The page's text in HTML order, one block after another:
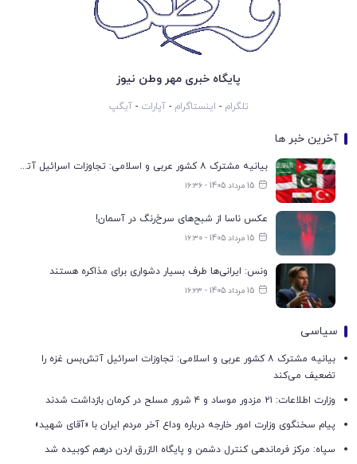
پایگاه خبری مهر وطن نیوز
تلگرام - اینستاگرام -آپارات -آیگپ
آخرین خبر ها
بیانیه مشترک ۸ کشور عربی و اسلامی: تجاوزات اسرائیل آتش‌بس غزه را تضعیف می‌کند
15 مرداد 1405 - ۱۶:۳۶
عکس ناسا از شبح‌های سرخ‌رنگ در آسمان!
15 مرداد 1405 - ۱۶:۳۰
ونس: ایرانی‌ها طرف بسیار دشواری برای مذاکره هستند
15 مرداد 1405 - ۱۶:۲۳
سیاسی
بیانیه مشترک ۸ کشور عربی و اسلامی: تجاوزات اسرائیل آتش‌بس غزه را
تضعیف می‌کند
وزارت اطلاعات: ۲۱ مزدور موساد و ۴ شرور مسلح در کرمان بازداشت شدند
پیام سخنگوی وزارت امور خارجه درباره وداع آخر مردم ایران با «آقای شهید»
سپاه: مرکز فرماندهی کنترل دشمن و پایگاه الازرق اردن درهم کوبیده شد